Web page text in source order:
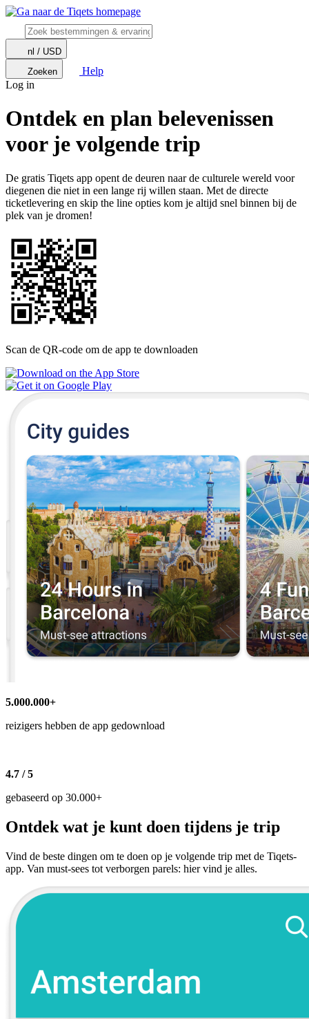
nl / USD
Zoeken
Help
Log in
Ontdek en plan belevenissen
voor je volgende trip
De gratis Tiqets app opent de deuren naar de culturele wereld voor
diegenen die niet in een lange rij willen staan. Met de directe
ticketlevering en skip the line opties kom je altijd snel binnen bij de
plek van je dromen!
Scan de QR-code om de app te downloaden
5.000.000+
reizigers hebben de app gedownload
4.7 / 5
gebaseerd op 30.000+
Ontdek wat je kunt doen tijdens je trip
Vind de beste dingen om te doen op je volgende trip met de Tiqets-
app. Van must-sees tot verborgen parels: hier vind je alles.